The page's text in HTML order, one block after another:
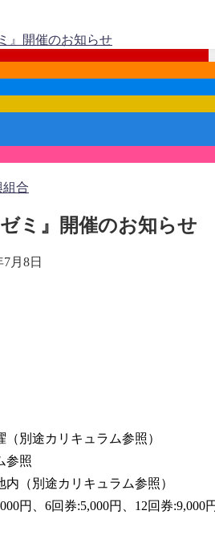
』開催のお知らせ
合
ミ』開催のお知らせ
7月8日
別途カリキュラム参照）
参照
（別途カリキュラム参照）
円、6回券:5,000円、12回券